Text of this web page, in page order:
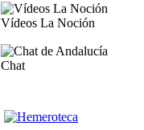
Vídeos La Noción
Chat